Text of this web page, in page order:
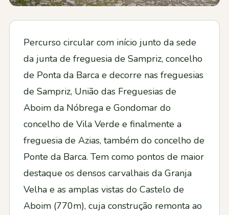
Percurso circular com início junto da sede
da junta de freguesia de Sampriz, concelho
de Ponta da Barca e decorre nas freguesias
de Sampriz, União das Freguesias de
Aboim da Nóbrega e Gondomar do
concelho de Vila Verde e finalmente a
freguesia de Azias, também do concelho de
Ponte da Barca. Tem como pontos de maior
destaque os densos carvalhais da Granja
Velha e as amplas vistas do Castelo de
Aboim (770m), cuja construção remonta ao